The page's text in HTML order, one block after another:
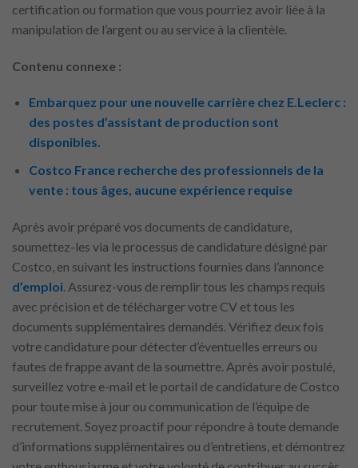
certification ou formation que vous pourriez avoir liée à la
manipulation de l’argent ou au service à la clientèle.
Contenu connexe :
Embarquez pour une nouvelle carrière chez E.Leclerc :
des postes d’assistant de production sont
disponibles.
Costco France recherche des professionnels de la
vente : tous âges, aucune expérience requise
Après avoir préparé vos documents de candidature,
soumettez-les via le processus de candidature désigné par
Costco, en suivant les instructions fournies dans l’annonce
d’emploi . Assurez-vous de remplir tous les champs requis
avec précision et de télécharger votre CV et tous les
documents supplémentaires demandés. Vérifiez deux fois
votre candidature pour détecter d’éventuelles erreurs ou
fautes de frappe avant de la soumettre. Après avoir postulé,
surveillez votre e-mail et le portail de candidature de Costco
pour toute mise à jour ou communication de l’équipe de
recrutement. Soyez proactif pour répondre à toute demande
d’informations supplémentaires ou d’entretiens, et démontrez